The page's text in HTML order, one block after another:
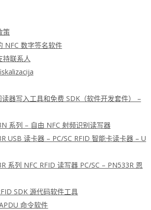
策
NFC 数字签名软件
持联系人
读器写入工具和免费 SDK（软件开发套件） –
系列 – 自由 NFC 射频识别读写器
USB 读卡器 – PC/SC RFID 智能卡读卡器 – U
系列 NFC RFID 读写器 PC/SC – PN533R 恩
SDK 源代码软件工具
命令软件